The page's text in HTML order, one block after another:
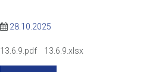
28.10.2025
13.6.9.pdf 13.6.9.xlsx